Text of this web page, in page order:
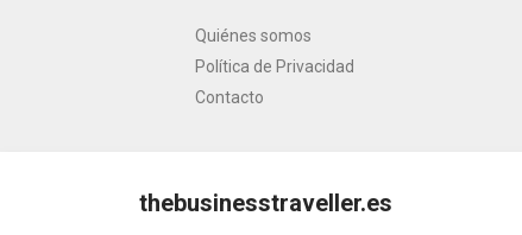
Quiénes somos
Política de Privacidad
Contacto
thebusinesstraveller.es